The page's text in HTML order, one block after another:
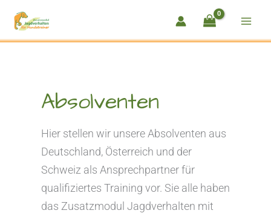
Inhalt
springen
Absolventen
Hier stellen wir unsere Absolventen aus
Deutschland, Österreich und der
Schweiz als Ansprechpartner für
qualifiziertes Training vor. Sie alle haben
das Zusatzmodul Jagdverhalten mit